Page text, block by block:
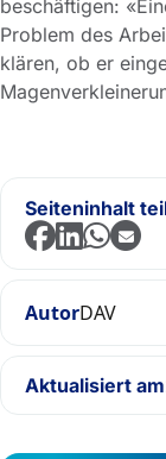
beschäftigen:
Problem des
klären, ob er
Seiteninhalt
AutorDAV
Aktualisiert am